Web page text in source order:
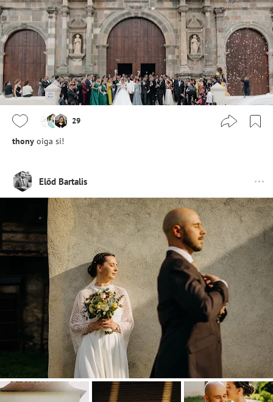
29
thony oiga si!
Előd Bartalis